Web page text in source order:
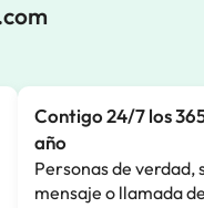
Contigo 24/7 los
año
Personas de verdad,
mensaje o llamada